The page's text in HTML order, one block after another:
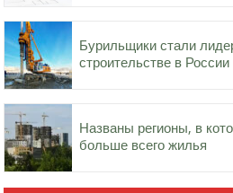
Бурильщики стали
строительстве в России
Названы регионы, в
больше всего жилья